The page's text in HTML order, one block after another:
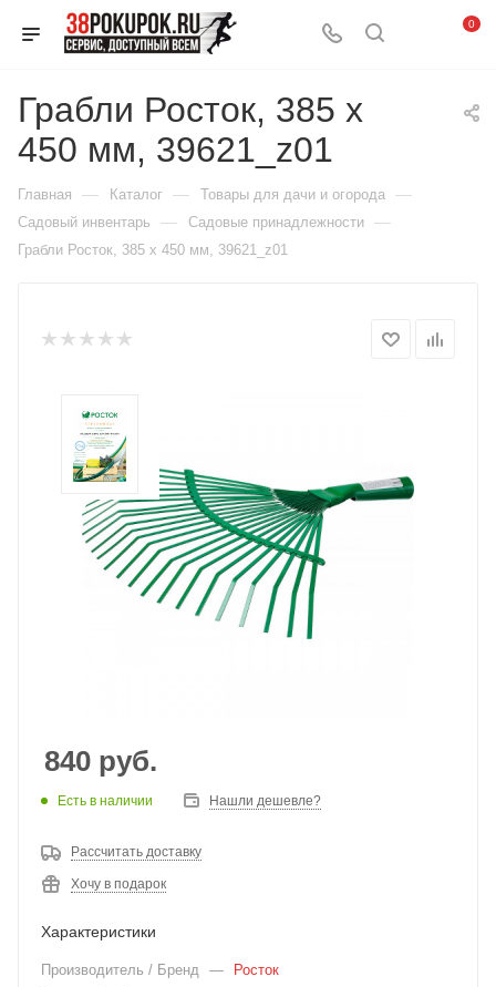
0
Грабли Росток, 385 x
450 мм, 39621_z01
Главная — Каталог — Товары для дачи и огорода —
Садовый инвентарь — Садовые принадлежности —
Грабли Росток, 385 x 450 мм, 39621_z01
840 руб.
Есть в наличии Нашли дешевле?
Рассчитать доставку
Хочу в подарок
Характеристики
Производитель / Бренд —
Росток